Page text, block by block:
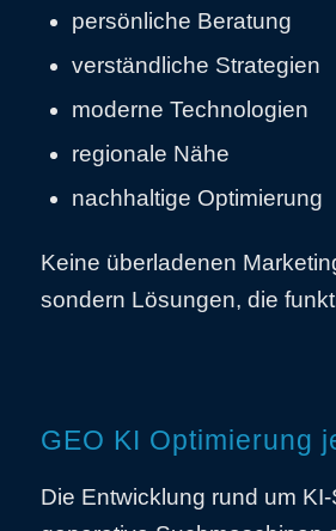
persönliche Beratung
verständliche Strategien
moderne Technologien
regionale Nähe
nachhaltige Optimierung
Keine überladenen
sondern Lösungen, die
GEO KI Optimierung
Die Entwicklung rund um